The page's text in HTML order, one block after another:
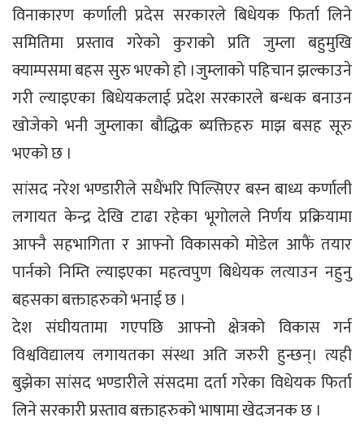
विनाकारण कर्णाली प्रदेस सरकारले बिधेयक फिर्ता लिने
समितिमा प्रस्ताव गरेको कुराको प्रति जुम्ला बहुमुखि
क्याम्पसमा बहस सुरु भएको हो ।जुम्लाको पहिचान झल्काउने
गरी ल्याइएका बिधेयकलाई प्रदेश सरकारले बन्धक बनाउन
खोजेको भनी जुम्लाका बौद्धिक ब्यक्तिहरु माझ बसह सूरु
भएको छ ।
सांसद नरेश भण्डारीले सधैंभरि पिल्सिएर बस्न बाध्य कर्णाली
लगायत केन्द्र देखि टाढा रहेका भूगोलले निर्णय प्रक्रियामा
आफ्नै सहभागिता र आफ्नो विकासको मोडेल आफैं तयार
पार्नको निम्ति ल्याइएका महत्वपुण बिधेयक लत्याउन नहुनु
बहसका बक्ताहरुको भनाई छ ।
देश संघीयतामा गएपछि आफ्नो क्षेत्रको विकास गर्न
विश्वविद्यालय लगायतका संस्था अति जरुरी हुन्छन्। त्यही
बुझेका सांसद भण्डारीले संसदमा दर्ता गरेका विधेयक फिर्ता
लिने सरकारी प्रस्ताव बक्ताहरुको भाषामा खेदजनक छ ।